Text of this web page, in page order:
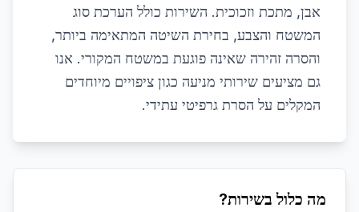
אבן, מתכת וזכוכית. השירות כולל הערכת סוג
המשטח והצבע, בחירת השיטה המתאימה ביותר,
והסרה זהירה שאינה פוגעת במשטח המקורי. אנו
גם מציעים שירותי מניעה כגון ציפויים מיוחדים
המקלים על הסרת גרפיטי עתידי.
מה כלול בשירות?